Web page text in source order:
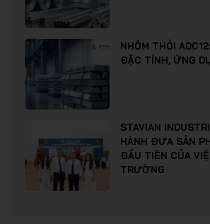
NHÔM THỎI
ĐẶC TÍNH, ỨNG
STAVIAN
HÀNH ĐƯA SẢN
ĐẦU TIÊN CỦA
TRƯỜNG